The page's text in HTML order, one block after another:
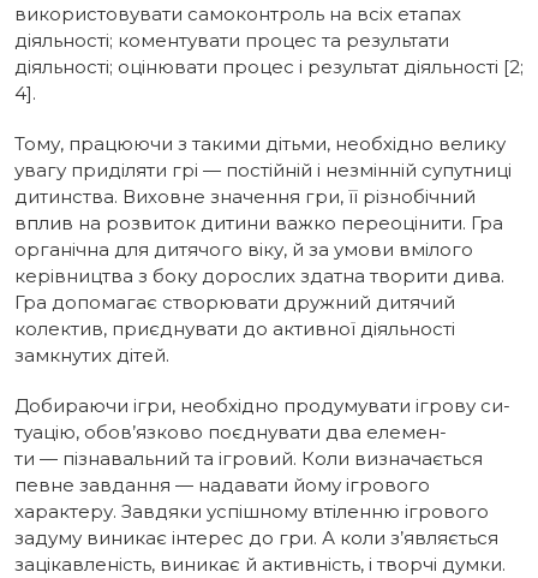
використовувати самоконтроль на всіх етапах
діяльності; коментувати процес та результати
діяльності; оцінювати процес і результат діяльності [2;
4].
Тому, працюючи з такими дітьми, необхідно велику
увагу приділяти грі — постійній і незмінній супутниці
дитинства. Виховне зна­чення гри, її різнобічний
вплив на розвиток дитини важко переоцінити. Гра
органічна для дитячого віку, й за умови вмілого
керів­ництва з боку дорослих здатна творити дива.
Гра допомагає створювати дружний дитячий
колектив, приєднувати до активної діяль­ності
замкнутих дітей.
Добираючи ігри, необхідно продумувати ігрову си­
туацію, обов’язково поєднувати два елемен­
ти — пізнавальний та ігровий. Коли ви­значається
певне завдання — надавати йому ігро­вого
характеру. Завдяки успішному втілен­ню ігрового
задуму виникає інтерес до гри. А коли з’являється
зацікавленість, виникає й активність, і творчі думки.